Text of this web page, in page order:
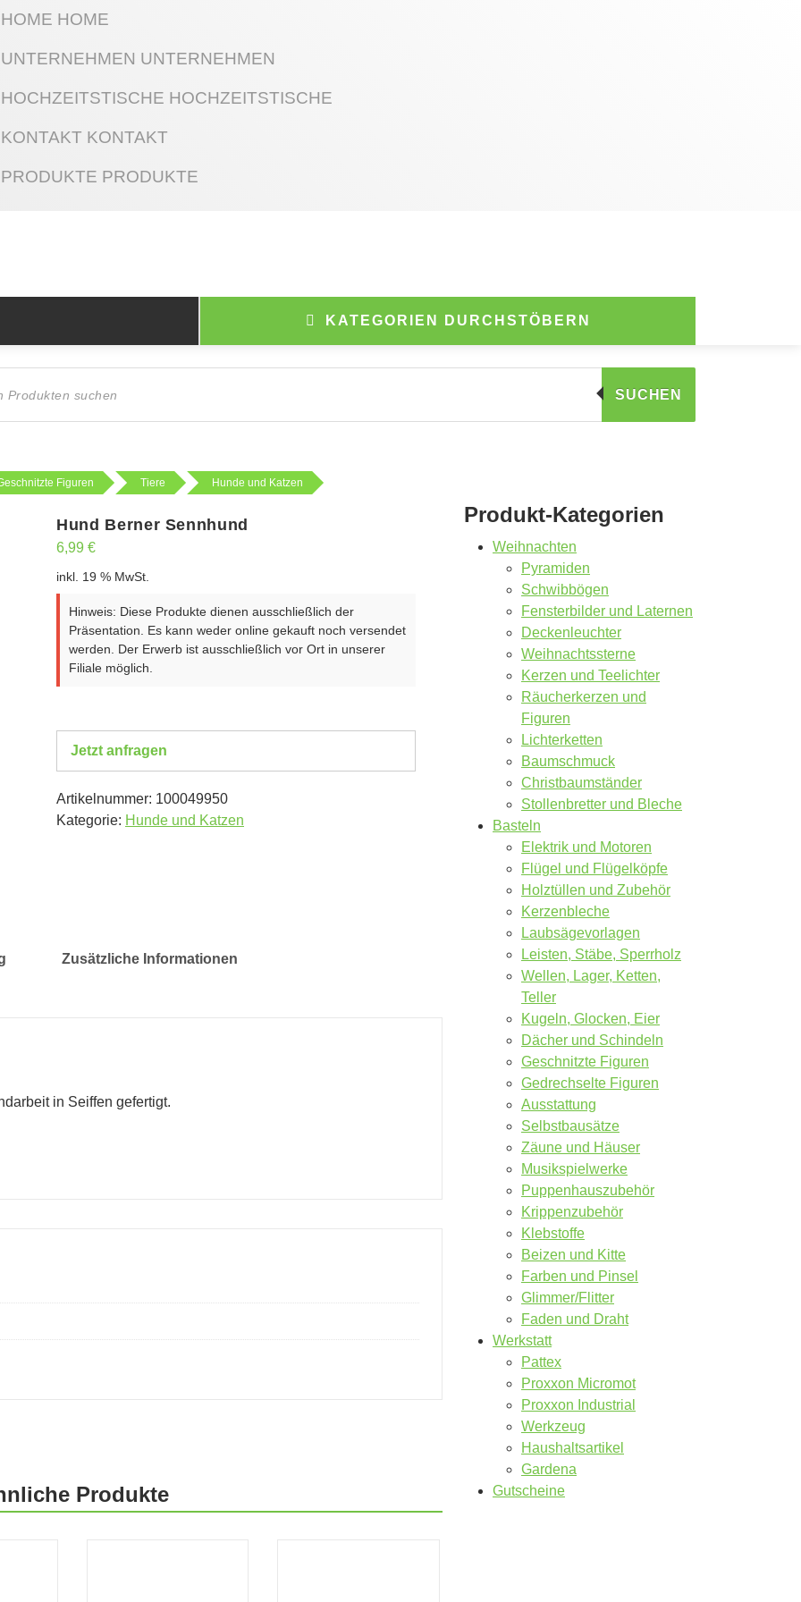
HOME HOME
UNTERNEHMEN UNTERNEHMEN
HOCHZEITSTISCHE HOCHZEITSTISCHE
KONTAKT KONTAKT
PRODUKTE PRODUKTE
KATEGORIEN DURCHSTÖBERN
SUCHEN
Figuren Tiere
Hunde und Katzen
Hund Berner Sennhund
6,99 €
inkl. 19 % MwSt.
Hinweis: Diese Produkte dienen ausschließlich der
Präsentation. Es kann weder online gekauft noch versendet
werden. Der Erwerb ist ausschließlich vor Ort in unserer
Filiale möglich.
Jetzt anfragen
Artikelnummer: 100049950
Kategorie: Hunde und Katzen
Zusätzliche Informationen
in Seiffen gefertigt.
Produkte
Produkt-Kategorien
Weihnachten
Pyramiden
Schwibbögen
Fensterbilder und Laternen
Deckenleuchter
Weihnachtssterne
Kerzen und Teelichter
Räucherkerzen und
Figuren
Lichterketten
Baumschmuck
Christbaumständer
Stollenbretter und Bleche
Basteln
Elektrik und Motoren
Flügel und Flügelköpfe
Holztüllen und Zubehör
Kerzenbleche
Laubsägevorlagen
Leisten, Stäbe, Sperrholz
Wellen, Lager, Ketten,
Teller
Kugeln, Glocken, Eier
Dächer und Schindeln
Geschnitzte Figuren
Gedrechselte Figuren
Ausstattung
Selbstbausätze
Zäune und Häuser
Musikspielwerke
Puppenhauszubehör
Krippenzubehör
Klebstoffe
Beizen und Kitte
Farben und Pinsel
Glimmer/Flitter
Faden und Draht
Werkstatt
Pattex
Proxxon Micromot
Proxxon Industrial
Werkzeug
Haushaltsartikel
Gardena
Gutscheine